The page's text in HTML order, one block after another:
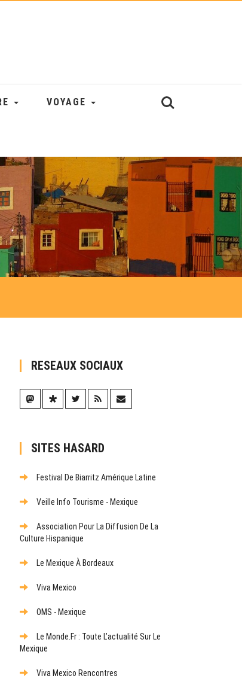
VOYAGE
RESEAUX SOCIAUX
SITES HASARD
Festival De Biarritz Amérique Latine
Veille Info Tourisme - Mexique
Association Pour La Diffusion De La
Culture Hispanique
Le Mexique À Bordeaux
Viva Mexico
OMS - Mexique
Le Monde.fr : Toute L’actualité Sur Le
Mexique
Viva Mexico Rencontres